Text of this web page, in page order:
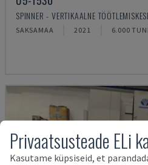
SPINNER - VERTIKAALNE
SAKSAMAA 2021 6.000
Privaatsusteade ELi
Kasutame küpsiseid, et